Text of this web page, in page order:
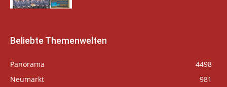
Beliebte Themenwelten
Panorama
4498
Neumarkt
981